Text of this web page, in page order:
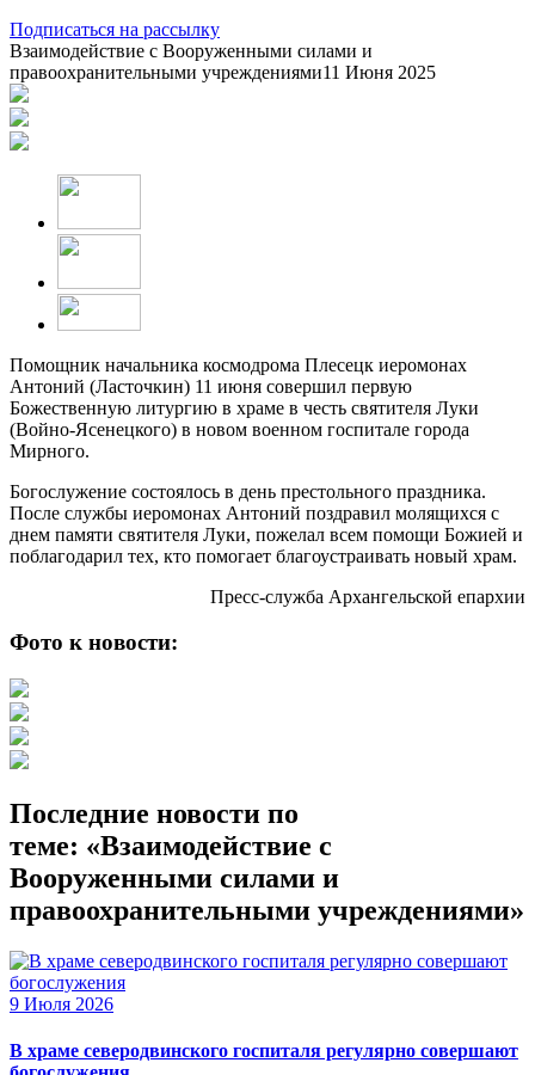
Подписаться на рассылку
Взаимодействие с Вооруженными силами и
правоохранительными учреждениями11 Июня 2025
Помощник начальника космодрома Плесецк иеромонах
Антоний (Ласточкин) 11 июня совершил первую
Божественную литургию в храме в честь святителя Луки
(Войно-Ясенецкого) в новом военном госпитале города
Мирного.
Богослужение состоялось в день престольного праздника.
После службы иеромонах Антоний поздравил молящихся с
днем памяти святителя Луки, пожелал всем помощи Божией и
поблагодарил тех, кто помогает благоустраивать новый храм.
Пресс-служба Архангельской епархии
Фото к новости:
Последние новости по
теме: «Взаимодействие с
Вооруженными силами и
правоохранительными учреждениями»
9 Июля 2026
В храме северодвинского госпиталя регулярно совершают